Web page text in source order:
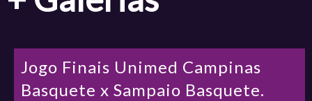
Jogo Finais Unimed Campinas
Basquete x Sampaio Basquete.